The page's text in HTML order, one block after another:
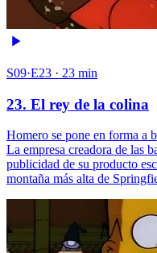
S09·E23 · 23 min
23. El rey de la colina
Homero se pone en forma a
La empresa creadora de las
publicidad de su producto
montaña más alta de